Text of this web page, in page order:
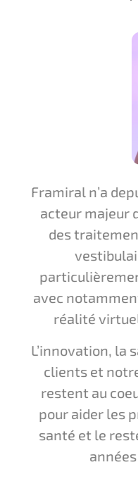
Framiral n’a
acteur majeur
des
avec
réalité
L’innovation, la
clients et
restent au
pour aider les
santé et le